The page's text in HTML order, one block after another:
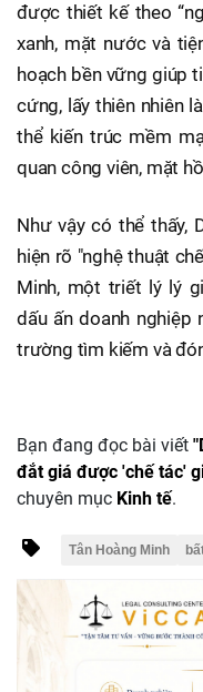
được thiết kế theo
xanh, mặt nước và
hoạch bền vững giúp
cứng, lấy thiên nhiên
thể kiến trúc mềm
quan công viên, mặt
Như vậy có thể thấy,
hiện rõ "nghệ thuật
Minh, một triết lý lý
dấu ấn doanh nghiệp
trường tìm kiếm và
Bạn đang đọc bài viết
đắt giá được 'chế tác'
chuyên mục Kinh tế.
Tân Hoàng Minh